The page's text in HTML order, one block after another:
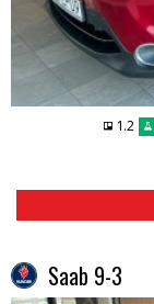
1.2
Saab 9-3